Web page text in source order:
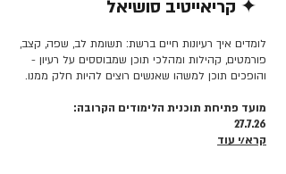
✦ קריאייטיב סושיאל
לומדים איך רעיונות חיים ברשת: תשומת לב, שפה, קצב,
פורמטים, קהילות ומהלכי תוכן שמבוססים על רעיון -
והופכים תוכן למשהו שאנשים רוצים להיות חלק ממנו.
מועד פתיחת תוכנית הלימודים הקרובה:
27.7.26
קרא/י עוד